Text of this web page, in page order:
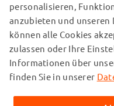
✔ Zertifizierte
Überhitzungs- und
✔ Regelmäßige,
verbauten Zellen wird
UNSERE
© subtel.ch 2026
Alle Preise verstehen
zuzüglich Versandkosten.
Inhaber sind und
personalisieren,
anzubieten und unseren
können alle Cookies
zulassen oder Ihre
Informationen über
finden Sie in unserer